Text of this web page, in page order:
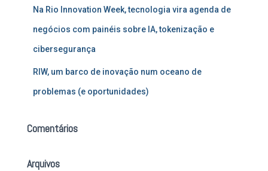
Na Rio Innovation Week, tecnologia vira agenda de
negócios com painéis sobre IA, tokenização e
cibersegurança
RIW, um barco de inovação num oceano de
problemas (e oportunidades)
Comentários
Arquivos